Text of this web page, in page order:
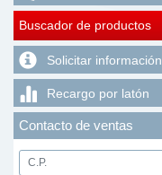
Buscador de productos
Solicitar información
Recargo por latón
Contacto de ventas